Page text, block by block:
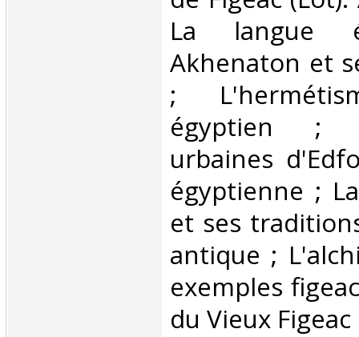
La langue
Akhenaton et
;
égyptien ;
urbaines
égyptienne ;
et ses
antique ;
exemples
du Vieux Figeac ‎